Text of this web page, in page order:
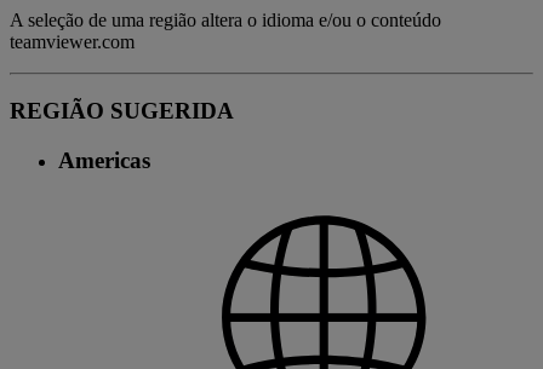
A seleção de uma região altera o idioma e/ou o conteúdo
teamviewer.com
REGIÃO SUGERIDA
Americas